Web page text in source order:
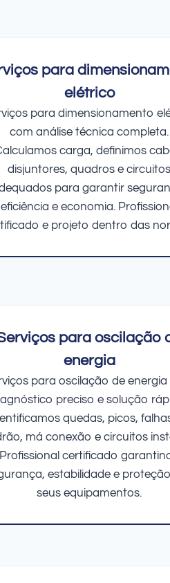
para
elétrico
para dimensionamento
com análise técnica completa.
carga, definimos
disjuntores, quadros e circuitos
para garantir
eficiência e economia.
e projeto dentro das
para oscilação
energia
para oscilação de energia
preciso e solução
quedas, picos,
má conexão e circuitos
Profissional certificado
estabilidade e
seus equipamentos.